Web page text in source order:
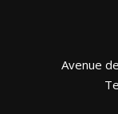
Avenue